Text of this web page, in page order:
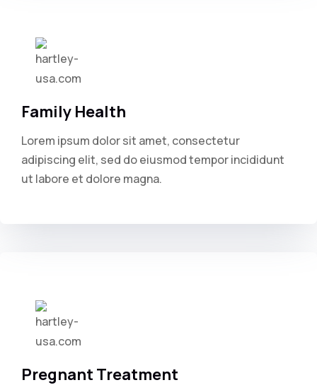
Family Health
Lorem ipsum dolor sit amet, consectetur
adipiscing elit, sed do eiusmod tempor incididunt
ut labore et dolore magna.
Pregnant Treatment